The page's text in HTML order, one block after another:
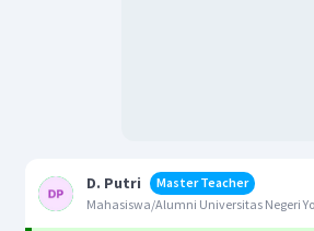
D. Putri
Master Teacher
Mahasiswa/Alumni Universitas Negeri